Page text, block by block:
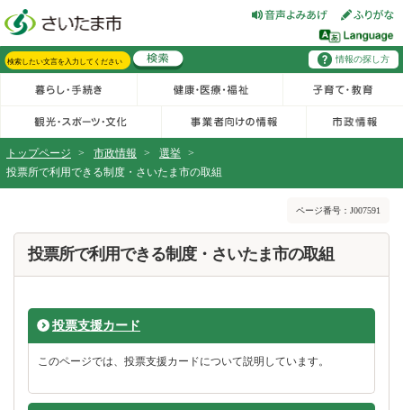
情報の探し方
トップページ > 市政情報 > 選挙 >
投票所で利用できる制度・さいたま市の取組
ページ番号：J007591
投票所で利用できる制度・さいたま市の取組
投票支援カード
このページでは、投票支援カードについて説明しています。